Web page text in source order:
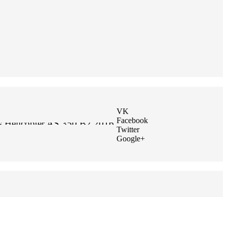
Helicopter AS 350 B2 2016
VK
Facebook
Twitter
Google+